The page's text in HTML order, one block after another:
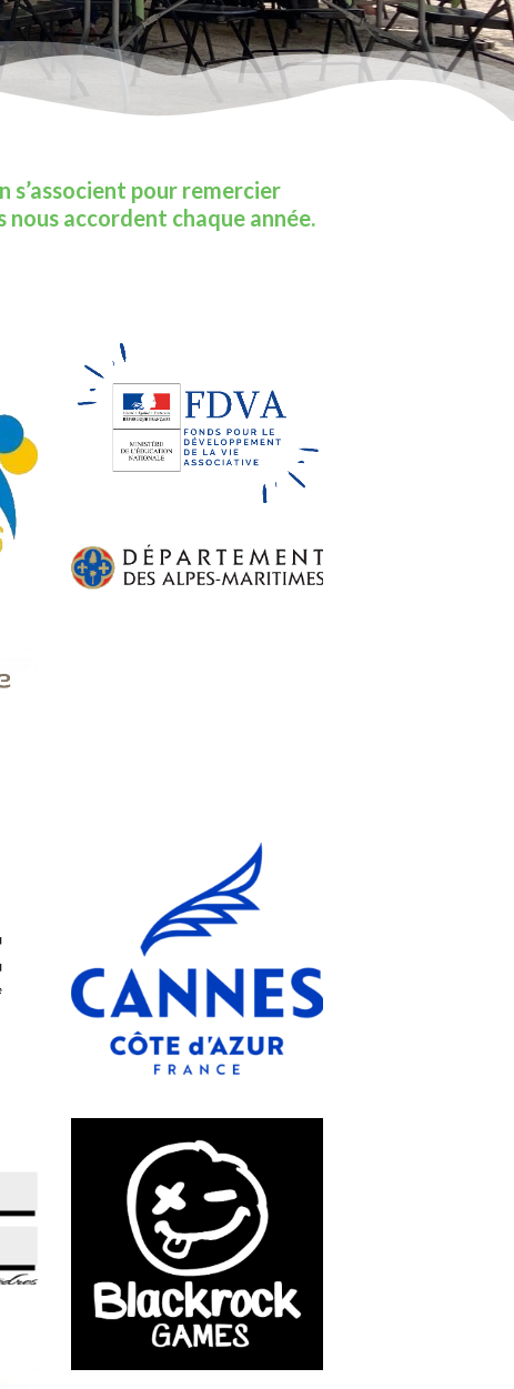
s’associent pour remercier
accordent chaque année.